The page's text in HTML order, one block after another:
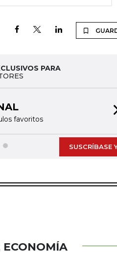
PARA
favoritos
SUSCRÍBASE
ECONOMÍA